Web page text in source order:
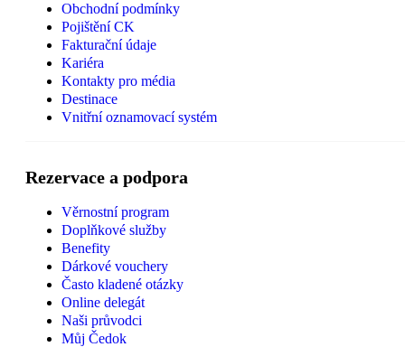
Obchodní podmínky
Pojištění CK
Fakturační údaje
Kariéra
Kontakty pro média
Destinace
Vnitřní oznamovací systém
Rezervace a podpora
Věrnostní program
Doplňkové služby
Benefity
Dárkové vouchery
Často kladené otázky
Online delegát
Naši průvodci
Můj Čedok